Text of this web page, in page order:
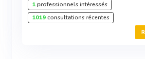
1professionnels intéressés
1019consultations récentes